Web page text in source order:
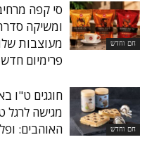
חם וחדש
סי קפה
ומשיקה
מעוצבות
פרימיום
חם וחדש
חוגגים ט"ו
מגישה לרגל
האוהבים: